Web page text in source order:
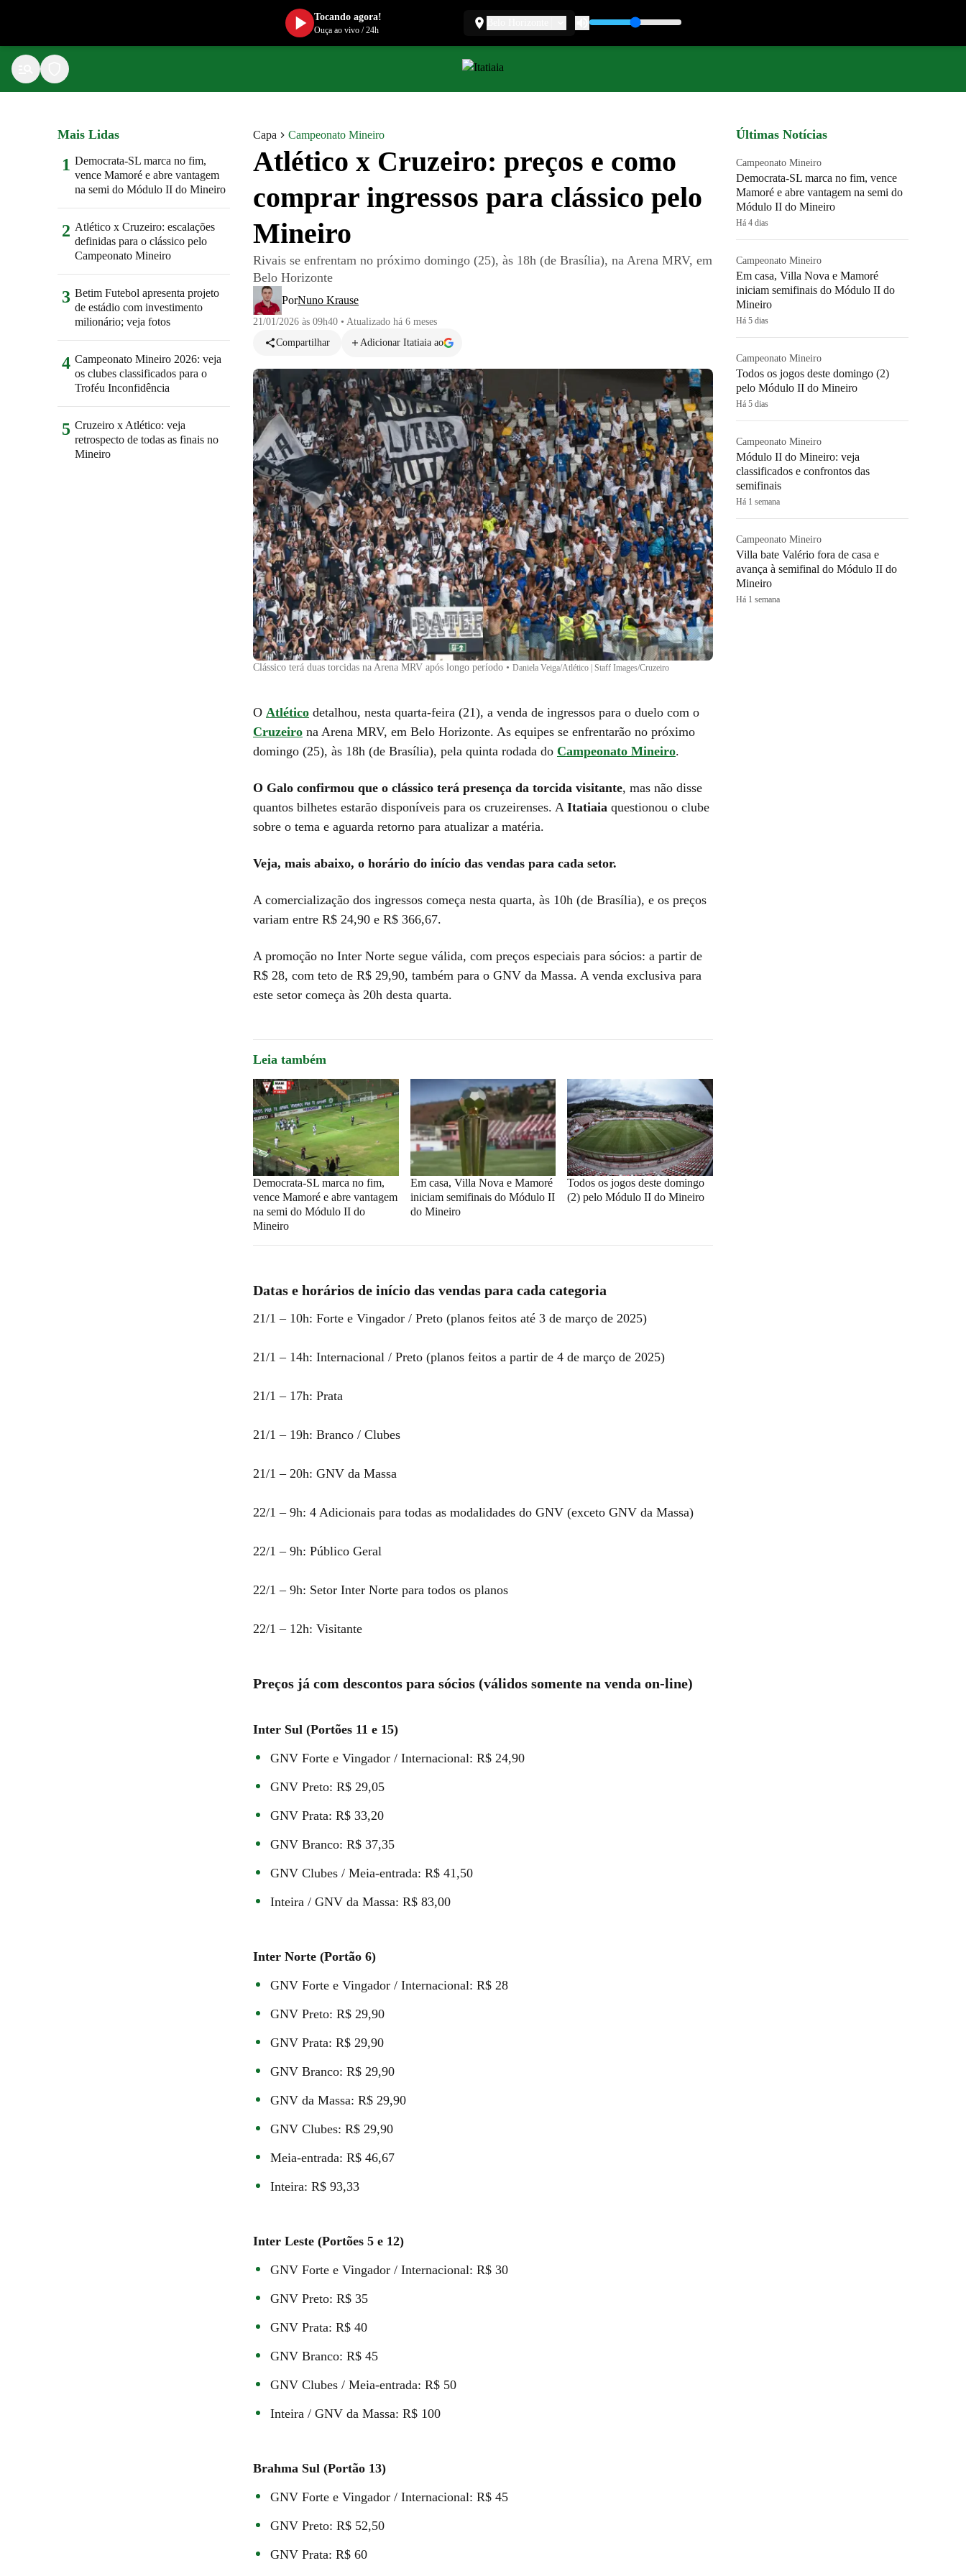
Capa Campeonato Mineiro
Atlético x Cruzeiro: preços e como
comprar ingressos para clássico pelo
Mineiro
Rivais se enfrentam no próximo domingo (25), às 18h (de Brasília), na Arena MRV, em
Belo Horizonte
PorNuno Krause
21/01/2026 às 09h40 • Atualizado há 6 meses
Compartilhar
Adicionar Itatiaia ao
Clássico terá duas torcidas na Arena MRV após longo período • Daniela Veiga/Atlético | Staff Images/Cruzeiro
O Atlético detalhou, nesta quarta-feira (21), a venda de ingressos para o duelo com o
Cruzeiro na Arena MRV, em Belo Horizonte. As equipes se enfrentarão no próximo
domingo (25), às 18h (de Brasília), pela quinta rodada do Campeonato Mineiro.
O Galo confirmou que o clássico terá presença da torcida visitante, mas não disse
quantos bilhetes estarão disponíveis para os cruzeirenses. A Itatiaia questionou o clube
sobre o tema e aguarda retorno para atualizar a matéria.
Veja, mais abaixo, o horário do início das vendas para cada setor.
A comercialização dos ingressos começa nesta quarta, às 10h (de Brasília), e os preços
variam entre R$ 24,90 e R$ 366,67.
A promoção no Inter Norte segue válida, com preços especiais para sócios: a partir de
R$ 28, com teto de R$ 29,90, também para o GNV da Massa. A venda exclusiva para
este setor começa às 20h desta quarta.
Leia também
Democrata-SL marca no fim,
vence Mamoré e abre vantagem
na semi do Módulo II do
Mineiro
Em casa, Villa Nova e Mamoré
iniciam semifinais do Módulo II
do Mineiro
Todos os jogos deste domingo
(2) pelo Módulo II do Mineiro
Datas e horários de início das vendas para cada categoria
21/1 – 10h: Forte e Vingador / Preto (planos feitos até 3 de março de 2025)
21/1 – 14h: Internacional / Preto (planos feitos a partir de 4 de março de 2025)
21/1 – 17h: Prata
21/1 – 19h: Branco / Clubes
21/1 – 20h: GNV da Massa
22/1 – 9h: 4 Adicionais para todas as modalidades do GNV (exceto GNV da Massa)
22/1 – 9h: Público Geral
22/1 – 9h: Setor Inter Norte para todos os planos
22/1 – 12h: Visitante
Preços já com descontos para sócios (válidos somente na venda on-line)
Inter Sul (Portões 11 e 15)
GNV Forte e Vingador / Internacional: R$ 24,90
GNV Preto: R$ 29,05
GNV Prata: R$ 33,20
GNV Branco: R$ 37,35
GNV Clubes / Meia-entrada: R$ 41,50
Inteira / GNV da Massa: R$ 83,00
Inter Norte (Portão 6)
GNV Forte e Vingador / Internacional: R$ 28
GNV Preto: R$ 29,90
GNV Prata: R$ 29,90
GNV Branco: R$ 29,90
GNV da Massa: R$ 29,90
GNV Clubes: R$ 29,90
Meia-entrada: R$ 46,67
Inteira: R$ 93,33
Inter Leste (Portões 5 e 12)
GNV Forte e Vingador / Internacional: R$ 30
GNV Preto: R$ 35
GNV Prata: R$ 40
GNV Branco: R$ 45
GNV Clubes / Meia-entrada: R$ 50
Inteira / GNV da Massa: R$ 100
Brahma Sul (Portão 13)
GNV Forte e Vingador / Internacional: R$ 45
GNV Preto: R$ 52,50
GNV Prata: R$ 60
Mais Lidas
1 Democrata-SL marca no fim,
vence Mamoré e abre vantagem
na semi do Módulo II do Mineiro
2 Atlético x Cruzeiro: escalações
definidas para o clássico pelo
Campeonato Mineiro
3 Betim Futebol apresenta projeto
de estádio com investimento
milionário; veja fotos
4 Campeonato Mineiro 2026: veja
os clubes classificados para o
Troféu Inconfidência
5 Cruzeiro x Atlético: veja
retrospecto de todas as finais no
Mineiro
Últimas Notícias
Campeonato Mineiro
Democrata-SL marca no fim, vence
Mamoré e abre vantagem na semi do
Módulo II do Mineiro
Há 4 dias
Campeonato Mineiro
Em casa, Villa Nova e Mamoré
iniciam semifinais do Módulo II do
Mineiro
Há 5 dias
Campeonato Mineiro
Todos os jogos deste domingo (2)
pelo Módulo II do Mineiro
Há 5 dias
Campeonato Mineiro
Módulo II do Mineiro: veja
classificados e confrontos das
semifinais
Há 1 semana
Campeonato Mineiro
Villa bate Valério fora de casa e
avança à semifinal do Módulo II do
Mineiro
Há 1 semana
Tocando agora!
Ouça ao vivo/24h